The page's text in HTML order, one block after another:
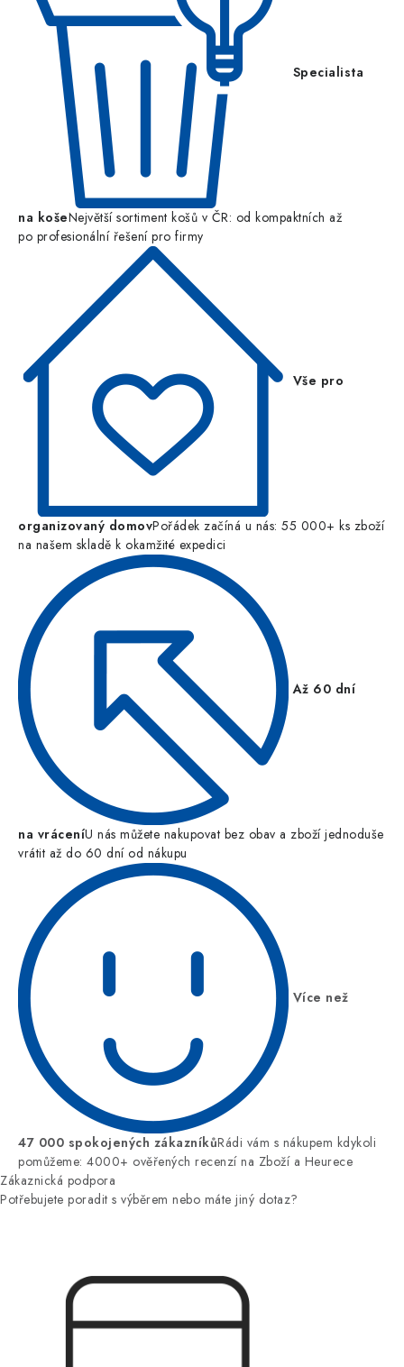
Specialista
na košeNejvětší sortiment košů v ČR: od kompaktních až
po profesionální řešení pro firmy
Vše pro
organizovaný domovPořádek začíná u nás: 55 000+ ks zboží
na našem skladě k okamžité expedici
Až 60 dní
na vráceníU nás můžete nakupovat bez obav a zboží jednoduše
vrátit až do 60 dní od nákupu
Více než
47 000 spokojených zákazníkůRádi vám s nákupem kdykoli
pomůžeme: 4000+ ověřených recenzí na Zboží a Heurece
Zákaznická podpora
Potřebujete poradit s výběrem nebo máte jiný dotaz?